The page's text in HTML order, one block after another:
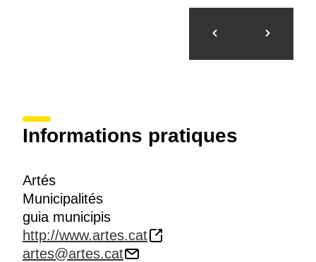
Informations pratiques
Artés
Municipalités
guia municipis
http://www.artes.cat
artes@artes.cat